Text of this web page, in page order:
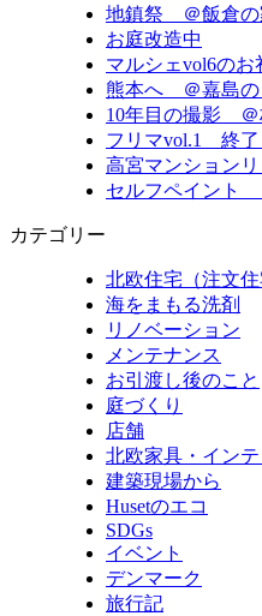
地鎮祭 ＠飯倉
お庭改造中
マルシェvol6の
熊本へ ＠嘉島の
10年目の撮影 ＠
フリマvol.1 終了
高宮マンション
セルフペイント
カテゴリー
北欧住宅（注文住
海をまもる洗剤
リノベーション
メンテナンス
お引渡し後のこと
庭づくり
店舗
北欧家具・イン
建築現場から
Husetのエコ
SDGs
イベント
デンマーク
旅行記